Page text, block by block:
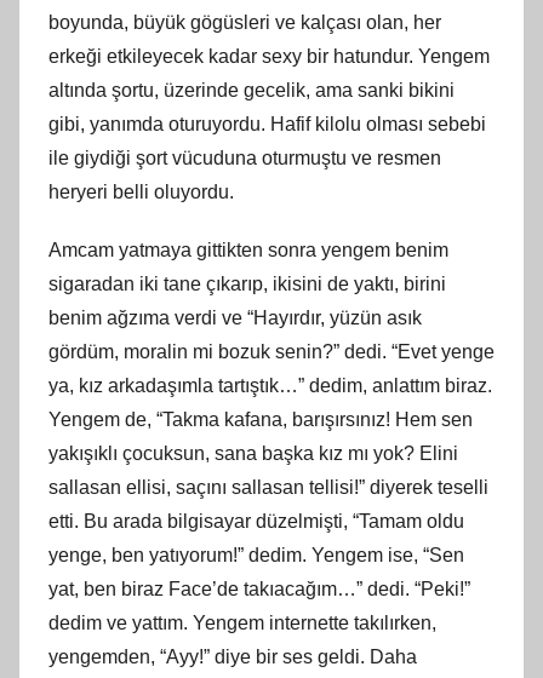
boyunda, büyük gögüsleri ve kalçası olan, her
erkeği etkileyecek kadar sexy bir hatundur. Yengem
altında şortu, üzerinde gecelik, ama sanki bikini
gibi, yanımda oturuyordu. Hafif kilolu olması sebebi
ile giydiği şort vücuduna oturmuştu ve resmen
heryeri belli oluyordu.
Amcam yatmaya gittikten sonra yengem benim
sigaradan iki tane çıkarıp, ikisini de yaktı, birini
benim ağzıma verdi ve “Hayırdır, yüzün asık
gördüm, moralin mi bozuk senin?” dedi. “Evet yenge
ya, kız arkadaşımla tartıştık…” dedim, anlattım biraz.
Yengem de, “Takma kafana, barışırsınız! Hem sen
yakışıklı çocuksun, sana başka kız mı yok? Elini
sallasan ellisi, saçını sallasan tellisi!” diyerek teselli
etti. Bu arada bilgisayar düzelmişti, “Tamam oldu
yenge, ben yatıyorum!” dedim. Yengem ise, “Sen
yat, ben biraz Face’de takıacağım…” dedi. “Peki!”
dedim ve yattım. Yengem internette takılırken,
yengemden, “Ayy!” diye bir ses geldi. Daha